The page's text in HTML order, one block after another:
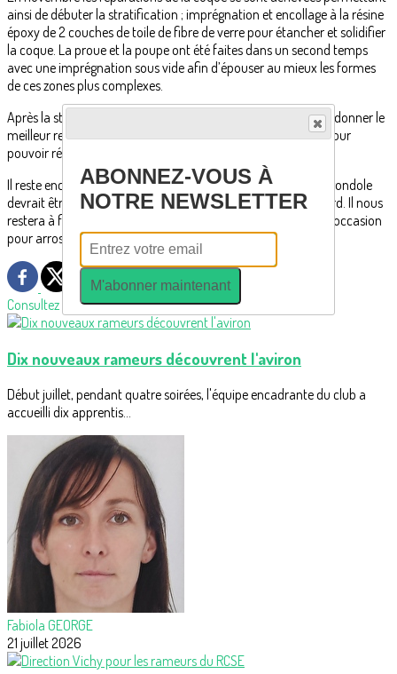
ainsi de débuter la stratification ; imprégnation et encollage à la résine
époxy de 2 couches de toile de fibre de verre pour étancher et solidifier
la coque. La proue et la poupe ont été faites dans un second temps
avec une imprégnation sous vide afin d’épouser au mieux les formes
de ces zones plus complexes.
Après la stratification, la coque a été enduite et poncée pour donner le
meilleur rendu possible. La gondole a ensuite été retournée pour
pouvoir réaliser les reprises des ponts et de l’intérieur.
Il reste encore du travail (ponçage, enduit, peinture) mais la gondole
devrait être de retour courant mars ou début avril au plus tard. Il nous
restera à finir de l’équiper pour la mettre à l’eau… une bonne occasion
pour arroser cela ensemble 😉
Consultez également
Dix nouveaux rameurs découvrent l'aviron
Début juillet, pendant quatre soirées, l'équipe encadrante du club a
accueilli dix apprentis...
Fabiola GEORGE
21 juillet 2026
ABONNEZ-VOUS À
NOTRE NEWSLETTER
M'abonner maintenant